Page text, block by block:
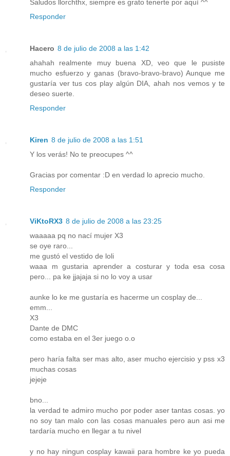
Saludos llorchthx, siempre es grato tenerte por aquí ^^
Responder
Hacero 8 de julio de 2008 a las 1:42
ahahah realmente muy buena XD, veo que le pusiste
mucho esfuerzo y ganas (bravo-bravo-bravo) Aunque me
gustaría ver tus cos play algún DIA, ahah nos vemos y te
deseo suerte.
Responder
Kiren 8 de julio de 2008 a las 1:51
Y los verás! No te preocupes ^^
Gracias por comentar :D en verdad lo aprecio mucho.
Responder
ViKtoRX3 8 de julio de 2008 a las 23:25
waaaaa pq no nací mujer X3
se oye raro...
me gustó el vestido de loli
waaa m gustaria aprender a costurar y toda esa cosa
pero... pa ke jjajaja si no lo voy a usar
aunke lo ke me gustaría es hacerme un cosplay de...
emm...
X3
Dante de DMC
como estaba en el 3er juego o.o
pero haría falta ser mas alto, aser mucho ejercisio y pss x3
muchas cosas
jejeje
bno...
la verdad te admiro mucho por poder aser tantas cosas. yo
no soy tan malo con las cosas manuales pero aun asi me
tardaría mucho en llegar a tu nivel
y no hay ningun cosplay kawaii para hombre ke yo pueda